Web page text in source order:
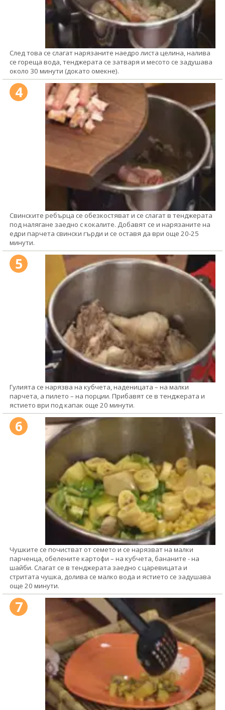
След това се слагат нарязаните наедро листа целина, налива
се гореща вода, тенджерата се затваря и месото се задушава
около 30 минути (докато омекне).
4
Свинските ребърца се обезкостяват и се слагат в тенджерата
под налягане заедно с кокалите. Добавят се и нарязаните на
едри парчета свински гърди и се оставя да ври още 20-25
минути.
5
Гулията се нарязва на кубчета, наденицата – на малки
парчета, а пилето – на порции. Прибавят се в тенджерата и
ястието ври под капак още 20 минути.
6
Чушките се почистват от семето и се нарязват на малки
парченца, обелените картофи – на кубчета, бананите - на
шайби. Слагат се в тенджерата заедно с царевицата и
стритата чушка, долива се малко вода и ястието се задушава
още 20 минути.
7